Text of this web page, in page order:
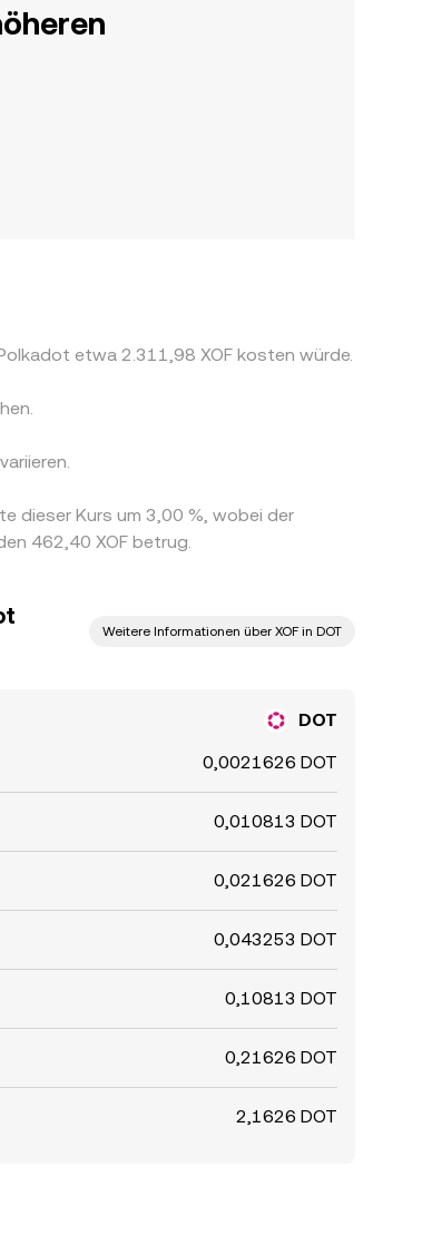
etwa 2.311,98 XOF kosten würde.
dieser Kurs um 3,00 %, wobei der
462,40 XOF betrug.
Weitere Informationen über XOF in DOT
DOT
0,0021626 DOT
0,010813 DOT
0,021626 DOT
0,043253 DOT
0,10813 DOT
0,21626 DOT
2,1626 DOT